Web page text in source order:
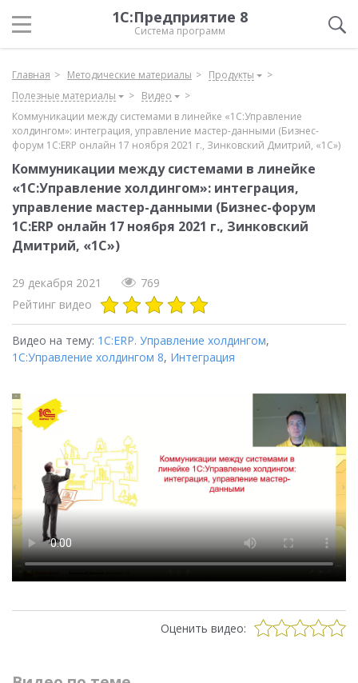
1С:Предприятие 8
Система программ
Главная Методические материалы
Продукты
Полезные материалы
Видео
Коммуникации между системами в линейке «1С:Управление
холдингом»: интеграция, управление мастер-данными (Бизнес-
форум 1С:ERP онлайн 17 ноября 2021 г., Зинковский Дмитрий, «1С»)
Коммуникации между системами в линейке
«1С:Управление холдингом»: интеграция,
управление мастер-данными (Бизнес-форум
1С:ERP онлайн 17 ноября 2021 г., Зинковский
Дмитрий, «1С»)
29 декабря 2021
769
Рейтинг видео
Видео на тему: 1С:ERP. Управление холдингом,
1С:Управление холдингом 8, Интеграция
Оценить видео: